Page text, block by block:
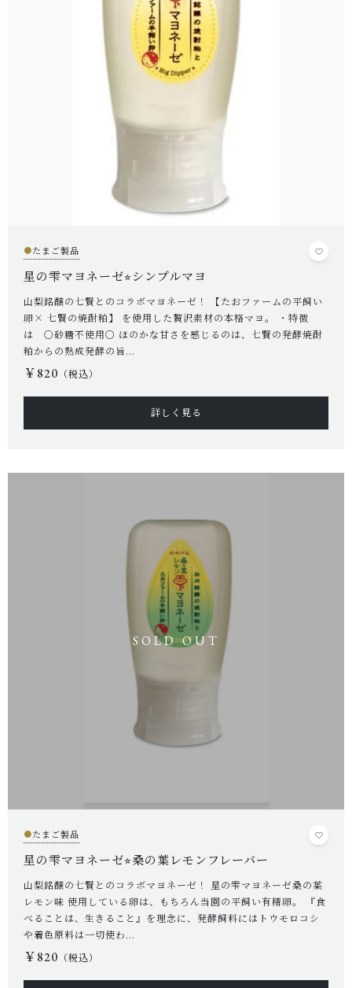
●たまご製品
星の雫マヨネーゼ⭐︎シンプルマヨ
山梨銘醸の七賢とのコラボマヨネーゼ！ 【たおファームの平飼い
卵× 七賢の焼酎粕】 を使用した贅沢素材の本格マヨ。 ・特徴
は ○砂糖不使用○ ほのかな甘さを感じるのは、七賢の発酵焼酎
粕からの熟成発酵の旨...
￥820 （税込）
詳しく見る
●たまご製品
星の雫マヨネーゼ⭐︎桑の葉レモンフレーバー
山梨銘醸の七賢とのコラボマヨネーゼ！ 星の雫マヨネーゼ桑の葉
レモン味 使用している卵は、もちろん当園の平飼い有精卵。 『食
べることは、生きること』を理念に、発酵飼料にはトウモロコシ
や着色原料は一切使わ...
￥820 （税込）